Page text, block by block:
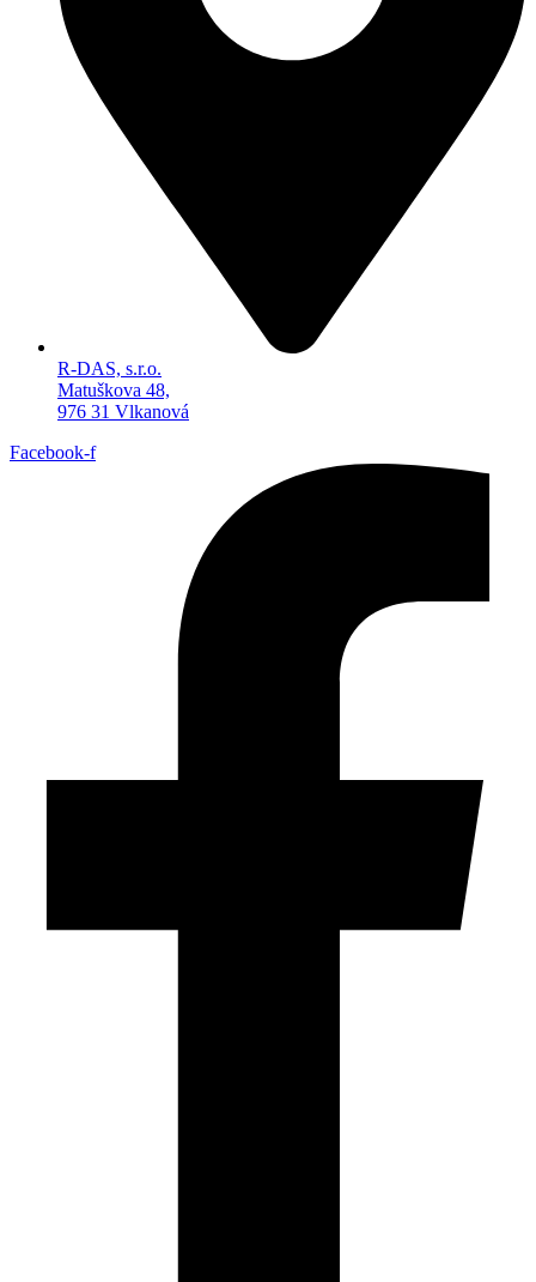
R-DAS, s.r.o.
Matuškova 48,
976 31 Vlkanová
Facebook-f